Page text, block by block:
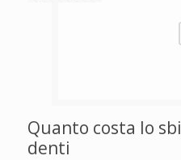
Quanto costa lo
denti